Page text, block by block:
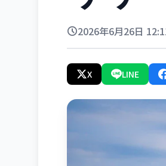
2026年6月26日
X LINE